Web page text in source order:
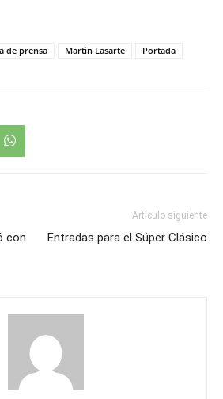
de prensa Martìn Lasarte Portada
con
Artículo siguiente
Entradas para el Súper Clásico